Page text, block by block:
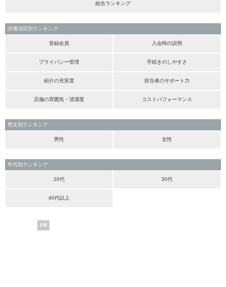
総合ランキング
評価項目別ランキング
登録会員 入会時の説明
プライバシー管理 手続きのしやすさ
紹介の充実度 担当者のサポート力
店舗の雰囲気・清潔度 コストパフォーマンス
男女別ランキング
男性 女性
年代別ランキング
20代 30代
40代以上
PR